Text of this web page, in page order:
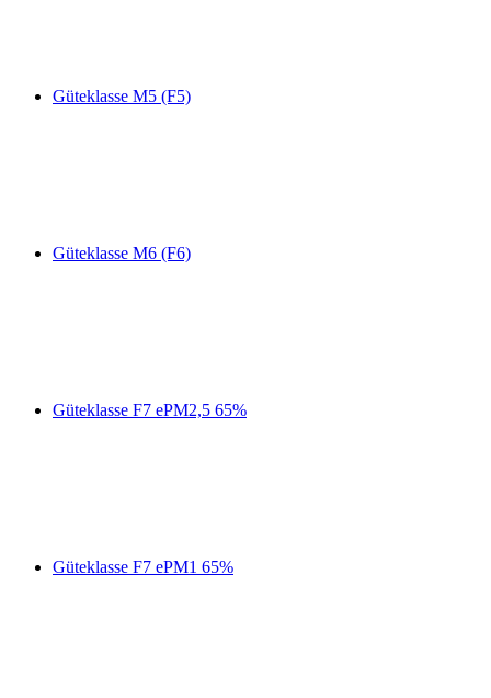
Güteklasse M5 (F5)
Güteklasse M6 (F6)
Güteklasse F7 ePM2,5 65%
Güteklasse F7 ePM1 65%